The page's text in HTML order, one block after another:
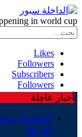
in world cup
Likes
Followers
Subscribers
Followers
أخبار عاجلة
إفريقيا